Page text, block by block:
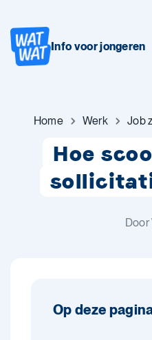
Info voor jongeren
Home Werk Job
Hoe
Door
Op deze